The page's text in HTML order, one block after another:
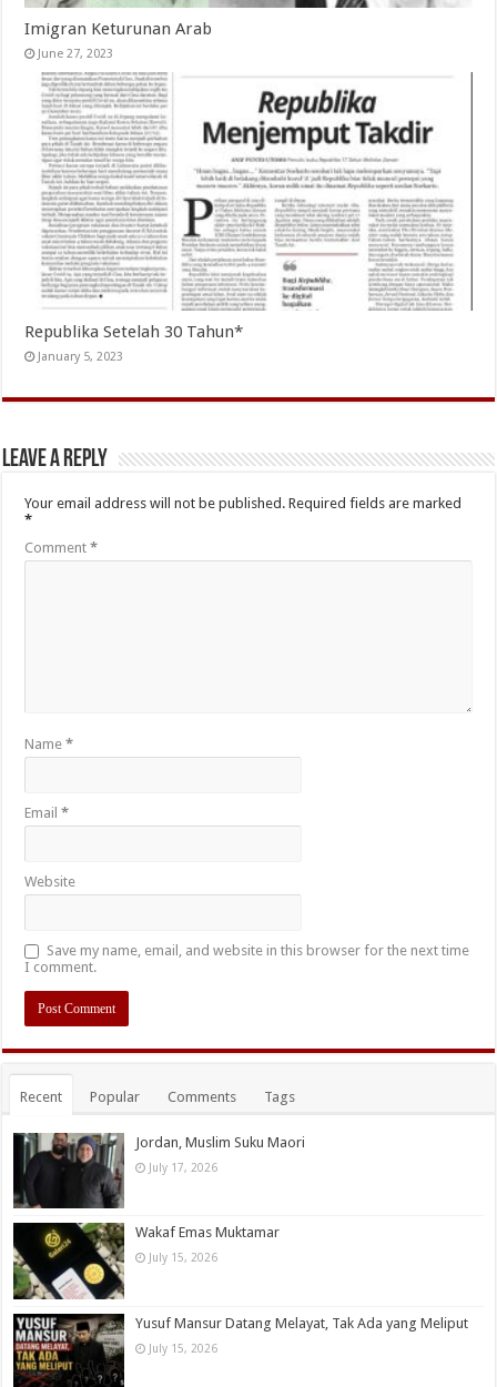
Imigran Keturunan Arab
June 27, 2023
Republika Setelah 30 Tahun*
January 5, 2023
Leave a Reply
Your email address will not be published. Required fields are marked
*
Comment*
Name*
Email*
Website
Save my name, email, and website in this browser for the next time
I comment.
Recent Popular Comments Tags
Jordan, Muslim Suku Maori
July 17, 2026
Wakaf Emas Muktamar
July 15, 2026
Yusuf Mansur Datang Melayat, Tak Ada yang Meliput
July 15, 2026